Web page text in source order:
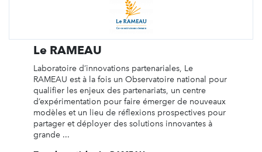
Le RAMEAU
Laboratoire d’innovations partenariales, Le
RAMEAU est à la fois un Observatoire national pour
qualifier les enjeux des partenariats, un centre
d’expérimentation pour faire émerger de nouveaux
modèles et un lieu de réflexions prospectives pour
partager et déployer des solutions innovantes à
grande ...